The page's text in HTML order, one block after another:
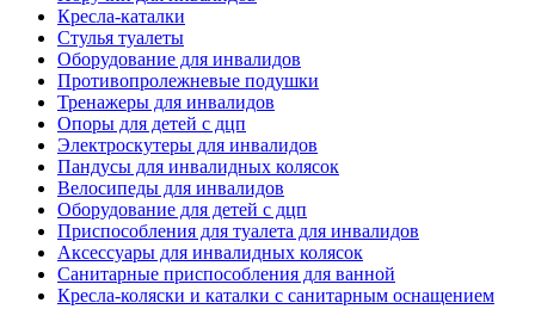
Кресла-каталки
Стулья туалеты
Оборудование для инвалидов
Противопролежневые подушки
Тренажеры для инвалидов
Опоры для детей с дцп
Электроскутеры для инвалидов
Пандусы для инвалидных колясок
Велосипеды для инвалидов
Оборудование для детей с дцп
Приспособления для туалета для инвалидов
Аксессуары для инвалидных колясок
Санитарные приспособления для ванной
Кресла-коляски и каталки с санитарным оснащением